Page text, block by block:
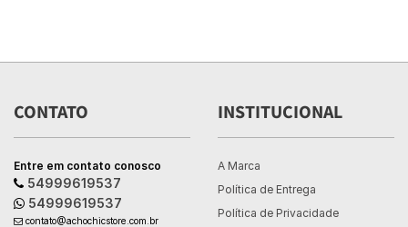
CONTATO
Entre em contato conosco
54999619537
54999619537
contato@achochicstore.com.br
INSTITUCIONAL
A Marca
Política de Entrega
Política de Privacidade